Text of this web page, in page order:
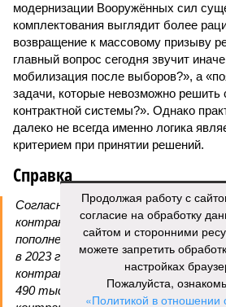
модернизации Вооружённых сил
комплектования выглядит более
возвращение к массовому призыву
главный вопрос сегодня звучит
мобилизация после выборов?», а
задачи, которые невозможно
контрактной системы?». Однако
далеко не всегда именно логика
критерием при принятии решений.
Справка
Согласно официальным данным,
контрактную службу пока
пополнение армии. По заявлениям
в 2023 году на службу поступили
контрактников и добровольцев, в
490 тыс., в 2025-м – почти 455 тыс.
Продолжая работу с
согласие на обработку
сайтом и сторонними
можете запретить
настройках
Пожалуйста,
«Политикой в отношении